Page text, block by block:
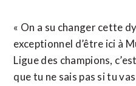
« On a su changer cette
exceptionnel d’être ici à
Ligue des champions,
que tu ne sais pas si tu